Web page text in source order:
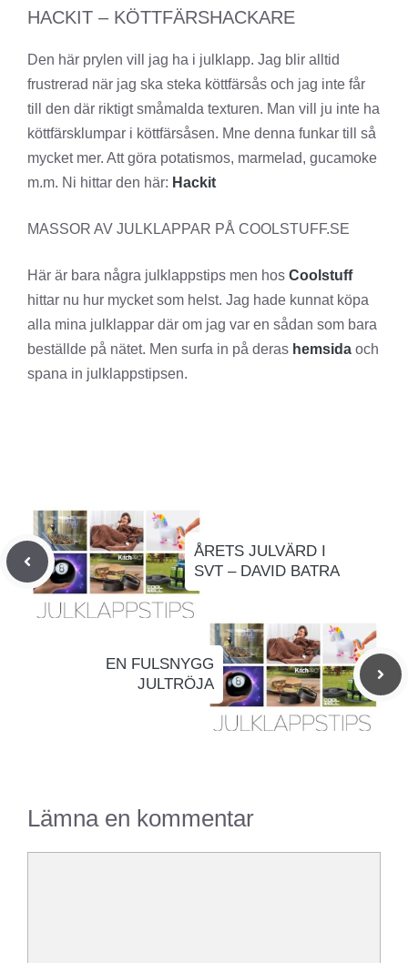
HACKIT – KÖTTFÄRSHACKARE
Den här prylen vill jag ha i julklapp. Jag blir alltid
frustrerad när jag ska steka köttfärsås och jag inte får
till den där riktigt småmalda texturen. Man vill ju inte ha
köttfärsklumpar i köttfärsåsen. Mne denna funkar till så
mycket mer. Att göra potatismos, marmelad, gucamoke
m.m. Ni hittar den här: Hackit
MASSOR AV JULKLAPPAR PÅ COOLSTUFF.SE
Här är bara några julklappstips men hos Coolstuff
hittar nu hur mycket som helst. Jag hade kunnat köpa
alla mina julklappar där om jag var en sådan som bara
beställde på nätet. Men surfa in på deras hemsida och
spana in julklappstipsen.
ÅRETS JULVÄRD I
SVT – DAVID BATRA
EN FULSNYGG
JULTRÖJA
Lämna en kommentar